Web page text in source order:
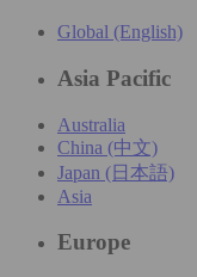
Global (English)
Asia Pacific
Australia
China (中文)
Japan (日本語)
Asia
Europe